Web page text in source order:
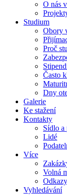
O nás
Studium
Obory
Proč
Často
Dny
Galerie
Ke stažení
Kontakty
Sídlo a
Lidé
Více
Volná
Odkazy
Vyhledávání